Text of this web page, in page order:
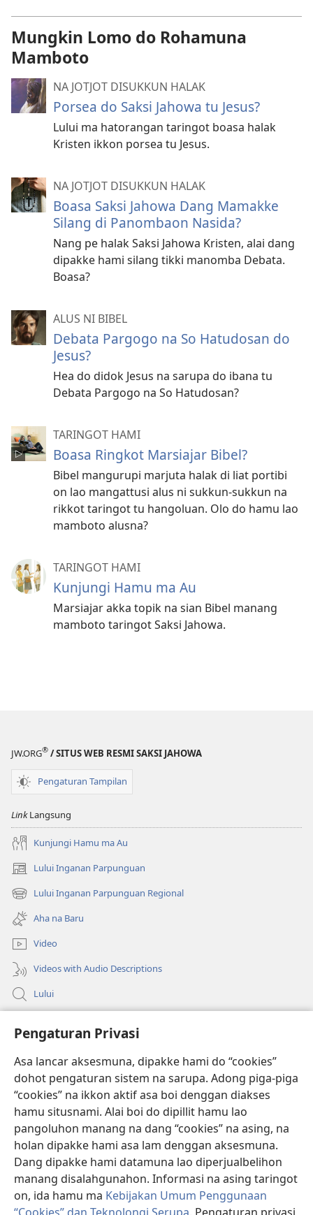
Pengaturan Privasi
Asa lancar aksesmuna, dipakke hami do “cookies”
dohot pengaturan sistem na sarupa. Adong piga-piga
“cookies” na ikkon aktif asa boi denggan diakses
hamu situsnami. Alai boi do dipillit hamu lao
pangoluhon manang na dang “cookies” na asing, na
holan dipakke hami asa lam denggan aksesmuna.
Dang dipakke hami datamuna lao diperjualbelihon
manang disalahgunahon. Informasi na asing taringot
on, ida hamu ma Kebijakan Umum Penggunaan
Mungkin Lomo do Rohamuna
Mamboto
NA JOTJOT DISUKKUN HALAK
Porsea do Saksi Jahowa tu Jesus?
Lului ma hatorangan taringot boasa halak
Kristen ikkon porsea tu Jesus.
NA JOTJOT DISUKKUN HALAK
Boasa Saksi Jahowa Dang Mamakke
Silang di Panombaon Nasida?
Nang pe halak Saksi Jahowa Kristen, alai dang
dipakke hami silang tikki manomba Debata.
Boasa?
ALUS NI BIBEL
Debata Pargogo na So Hatudosan do
Jesus?
Hea do didok Jesus na sarupa do ibana tu
Debata Pargogo na So Hatudosan?
TARINGOT HAMI
Boasa Ringkot Marsiajar Bibel?
Bibel mangurupi marjuta halak di liat portibi
on lao mangattusi alus ni sukkun-sukkun na
rikkot taringot tu hangoluan. Olo do hamu lao
mamboto alusna?
TARINGOT HAMI
Kunjungi Hamu ma Au
Marsiajar akka topik na sian Bibel manang
mamboto taringot Saksi Jahowa.
JW.ORG® / SITUS WEB RESMI SAKSI JAHOWA
Pengaturan Tampilan
LinkLangsung
Kunjungi Hamu ma Au
Lului Inganan Parpunguan
(opens
new
window)
Lului Inganan Parpunguan Regional
(opens
new
window)
Aha na Baru
Video
Videos with Audio Descriptions
Lului
(opens
new
PERPUSTAKAAN ONLINE Joujou Paboahon™
(opens
new
window)JW Hub
(opens
new
window)JW Library ®